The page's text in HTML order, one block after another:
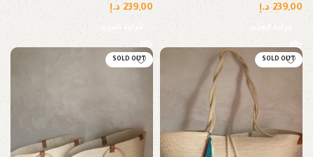
239,00 د.إ
قراءة المزيد
239,00 د.إ
قراءة المزيد
SOLD OUT
SOLD OUT